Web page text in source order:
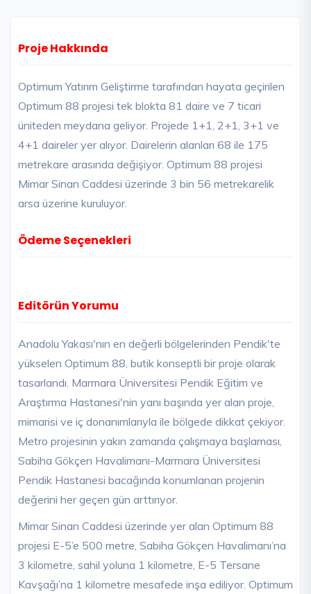
Proje Hakkında
Optimum Yatırım Geliştirme tarafından hayata geçirilen
Optimum 88 projesi tek blokta 81 daire ve 7 ticari
üniteden meydana geliyor. Projede 1+1, 2+1, 3+1 ve
4+1 daireler yer alıyor. Dairelerin alanları 68 ile 175
metrekare arasında değişiyor. Optimum 88 projesi
Mimar Sinan Caddesi üzerinde 3 bin 56 metrekarelik
arsa üzerine kuruluyor.
Ödeme Seçenekleri
Editörün Yorumu
Anadolu Yakası'nın en değerli bölgelerinden Pendik'te
yükselen Optimum 88, butik konseptli bir proje olarak
tasarlandı. Marmara Üniversitesi Pendik Eğitim ve
Araştırma Hastanesi'nin yanı başında yer alan proje,
mimarisi ve iç donanımlarıyla ile bölgede dikkat çekiyor.
Metro projesinin yakın zamanda çalışmaya başlaması,
Sabiha Gökçen Havalimanı-Marmara Üniversitesi
Pendik Hastanesi bacağında konumlanan projenin
değerini her geçen gün arttırıyor.
Mimar Sinan Caddesi üzerinde yer alan Optimum 88
projesi E-5’e 500 metre, Sabiha Gökçen Havalimanı’na
3 kilometre, sahil yoluna 1 kilometre, E-5 Tersane
Kavşağı’na 1 kilometre mesafede inşa ediliyor. Optimum